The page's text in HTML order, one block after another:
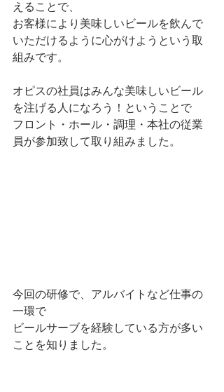
えることで、
お客様により美味しいビールを飲んで
いただけるように心がけようという取
組みです。
オピスの社員はみんな美味しいビール
を注げる人になろう！ということで
フロント・ホール・調理・本社の従業
員が参加致して取り組みました。
今回の研修で、アルバイトなど仕事の
一環で
ビールサーブを経験している方が多い
ことを知りました。